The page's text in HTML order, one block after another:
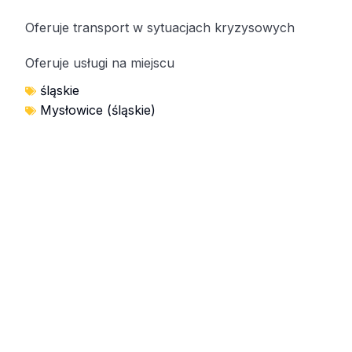
Oferuje transport w sytuacjach kryzysowych
Oferuje usługi na miejscu
śląskie
Mysłowice (śląskie)